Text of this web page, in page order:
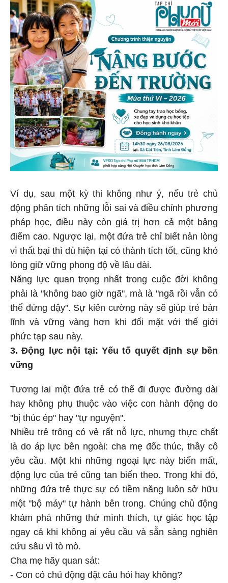
Ví dụ, sau một kỳ thi không như ý, nếu trẻ chủ
động phân tích những lỗi sai và điều chỉnh phương
pháp học, điều này còn giá trị hơn cả một bảng
điểm cao. Ngược lại, một đứa trẻ chỉ biết nản lòng
vì thất bại thì dù hiện tại có thành tích tốt, cũng khó
lòng giữ vững phong độ về lâu dài.
Năng lực quan trọng nhất trong cuộc đời không
phải là "không bao giờ ngã", mà là "ngã rồi vẫn có
thể đứng dậy". Sự kiên cường này sẽ giúp trẻ bản
lĩnh và vững vàng hơn khi đối mặt với thế giới
phức tạp sau này.
3. Động lực nội tại: Yếu tố quyết định sự bền
vững
Tương lai một đứa trẻ có thể đi được đường dài
hay không phụ thuộc vào việc con hành động do
"bị thúc ép" hay "tự nguyện".
Nhiều trẻ trông có vẻ rất nỗ lực, nhưng thực chất
là do áp lực bên ngoài: cha mẹ đốc thúc, thầy cô
yêu cầu. Một khi những ngoại lực này biến mất,
động lực của trẻ cũng tan biến theo. Trong khi đó,
những đứa trẻ thực sự có tiềm năng luôn sở hữu
một "bộ máy" tự hành bên trong. Chúng chủ động
khám phá những thứ mình thích, tự giác học tập
ngay cả khi không ai yêu cầu và sẵn sàng nghiên
cứu sâu vì tò mò.
Cha mẹ hãy quan sát:
- Con có chủ động đặt câu hỏi hay không?